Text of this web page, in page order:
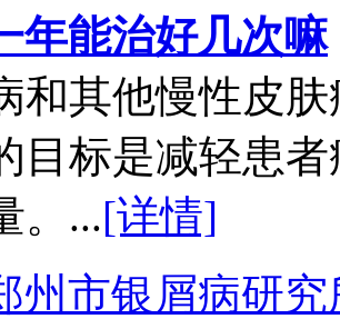
年能治好几次嘛
和其他慢性皮
目标是减轻患
。...[详情]
州市银屑病研究